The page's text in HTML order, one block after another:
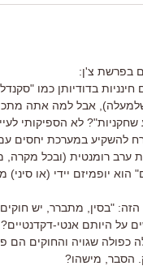
בפרשת צ'ן:
בדודיותן כמו
אבל למה אתה
לא הספיקותי
להשקיע במערכת יחסים
ערב רומנטית (ובכל מקרה,
יופמיזם יידי (או סיני)
"בסין, מתברר, יש חוקים
על היותם אנטי-
שגויה והחוקים הם
הסבר, מישהו?